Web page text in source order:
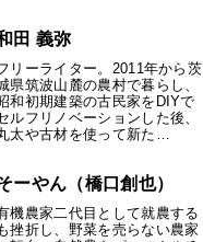
田 義弥
リーライター。2011年から茨
県筑波山麓の農村で暮らし、
和初期建築の古民家をDIYで
ルフリノベーションした後、
太や古材を使って新た…
ーやん（橋口創也）
機農家二代目として就農する
挫折し、野菜を売らない農家